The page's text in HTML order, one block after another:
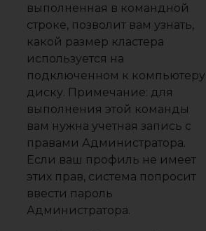
выполненная в командной
строке, позволит вам узнать,
какой размер кластера
используется на
подключенном к компьютеру
диску. Примечание: для
выполнения этой команды
вам нужна учетная запись с
правами Администратора.
Если ваш профиль не имеет
этих прав, система попросит
ввести пароль
Администратора.